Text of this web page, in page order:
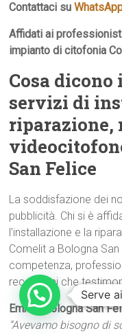
Contattaci su
Affidati ai
impianto di citofonia
Cosa
servizi di
riparazione,
San Felice
La soddisfazione dei
pubblicità. Chi si è
l’installazione e la
Comelit a Bologna
competenza,
recensioni che
Emma  Bologna San
“Avevamo bisogno di
Serve